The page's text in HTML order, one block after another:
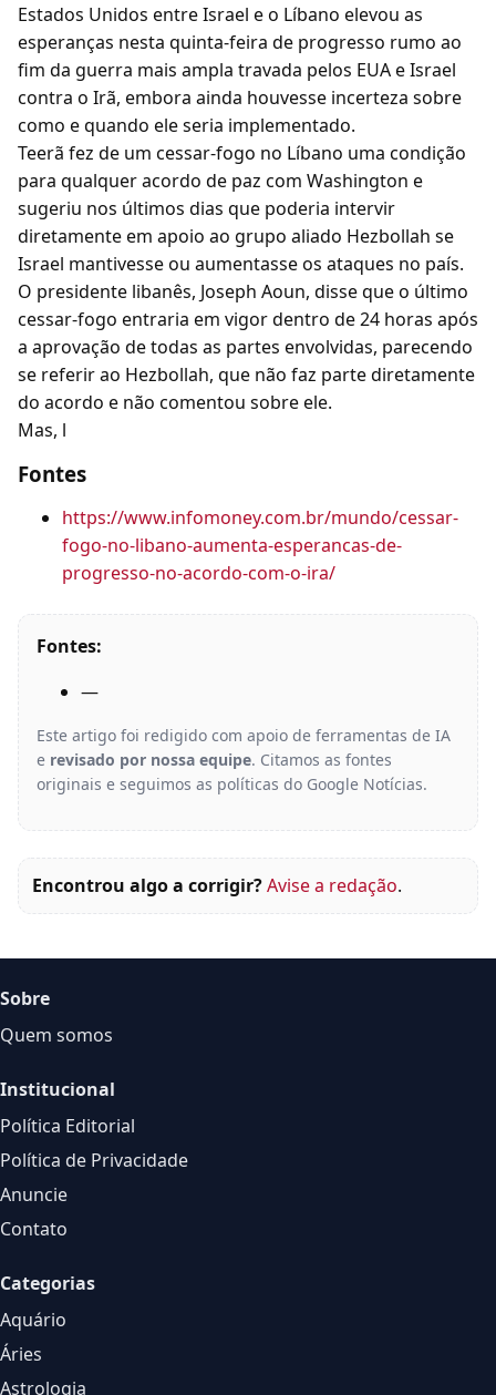
Estados Unidos entre Israel e o Líbano elevou as
esperanças nesta quinta-feira de progresso rumo ao
fim da guerra mais ampla travada pelos EUA e Israel
contra o Irã, embora ainda houvesse incerteza sobre
como e quando ele seria implementado.
Teerã fez de um cessar-fogo no Líbano uma condição
para qualquer acordo de paz com Washington e
sugeriu nos últimos dias que poderia intervir
diretamente em apoio ao grupo aliado Hezbollah se
Israel mantivesse ou aumentasse os ataques no país.
O presidente libanês, Joseph Aoun, disse que o último
cessar-fogo entraria em vigor dentro de 24 horas após
a aprovação de todas as partes envolvidas, parecendo
se referir ao Hezbollah, que não faz parte diretamente
do acordo e não comentou sobre ele.
Mas, l
Fontes
https://www.infomoney.com.br/mundo/cessar-
fogo-no-libano-aumenta-esperancas-de-
progresso-no-acordo-com-o-ira/
Fontes:
—
Este artigo foi redigido com apoio de ferramentas de IA
e revisado por nossa equipe. Citamos as fontes
originais e seguimos as políticas do Google Notícias.
Encontrou algo a corrigir?Avise a redação.
Sobre
Quem somos
Institucional
Política Editorial
Política de Privacidade
Anuncie
Contato
Categorias
Aquário
Áries
Astrologia